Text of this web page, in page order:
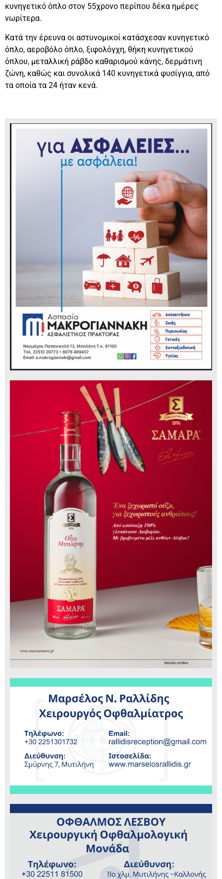
κυνηγετικό όπλο στον 55χρονο περίπου δέκα ημέρες
νωρίτερα.
Κατά την έρευνα οι αστυνομικοί κατάσχεσαν κυνηγετικό
όπλο, αεροβόλο όπλο, ξιφολόγχη, θήκη κυνηγετικού
όπλου, μεταλλική ράβδο καθαρισμού κάνης, δερμάτινη
ζώνη, καθώς και συνολικά 140 κυνηγετικά φυσίγγια, από
τα οποία τα 24 ήταν κενά.